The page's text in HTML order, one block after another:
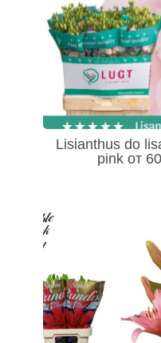
Lisianthus do
pink от